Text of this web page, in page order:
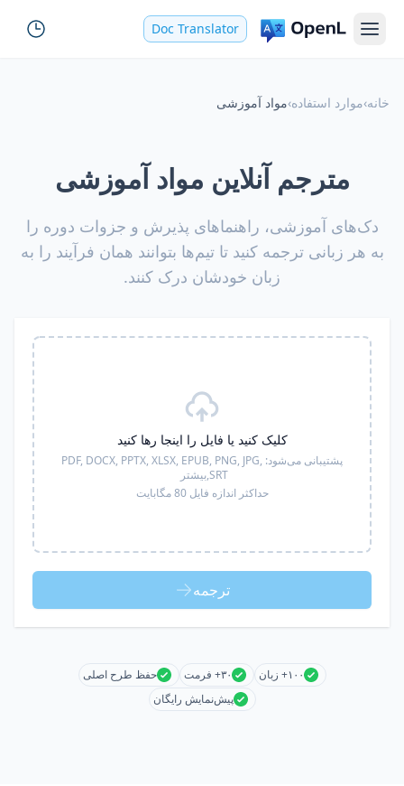
Doc Translator
خانه›موارد استفاده›مواد آموزشی
مترجم آنلاین مواد آموزشی
دک‌های آموزشی، راهنماهای پذیرش و جزوات دوره را
به هر زبانی ترجمه کنید تا تیم‌ها بتوانند همان فرآیند را به
زبان خودشان درک کنند.
کلیک کنید یا فایل را اینجا رها کنید
پشتیبانی می‌شود: PDF, DOCX, PPTX, XLSX, EPUB, PNG, JPG,
SRT, بیشتر
حداکثر اندازه فایل 80 مگابایت
ترجمه
۱۰۰+ زبان ۳۰+ فرمت
حفظ طرح اصلی
پیش‌نمایش رایگان